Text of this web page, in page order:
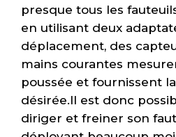
presque tous les
en utilisant deux
déplacement, des
mains courantes
poussée et fournissent
désirée.Il est donc
diriger et freiner son